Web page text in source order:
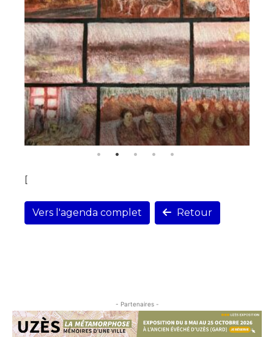
[
Vers l'agenda complet Retour
- Partenaires -